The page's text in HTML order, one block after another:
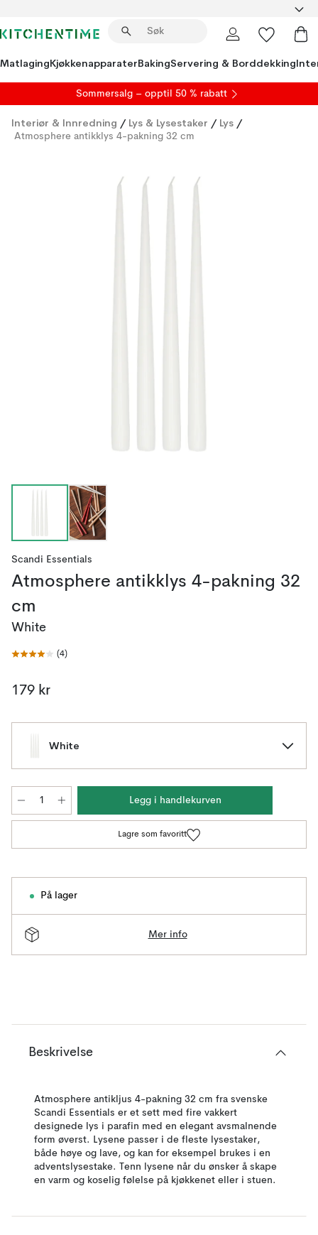
MatlagingKjøkkenapparaterBakingServering & Borddekking
Sommersalg – opptil 50 % rabatt
Interiør & Innredning / Lys & Lysestaker / Lys /
Atmosphere antikklys 4-pakning 32 cm
Scandi Essentials
Atmosphere antikklys 4-pakning 32
cm
White
(4)
179 kr
White
Legg i handlekurven
Lagre som favoritt
På lager
Mer info
Beskrivelse
Atmosphere antikljus 4-pakning 32 cm fra svenske
Scandi Essentials er et sett med fire vakkert
designede lys i parafin med en elegant avsmalnende
form øverst. Lysene passer i de fleste lysestaker,
både høye og lave, og kan for eksempel brukes i en
adventslysestake. Tenn lysene når du ønsker å skape
en varm og koselig følelse på kjøkkenet eller i stuen.